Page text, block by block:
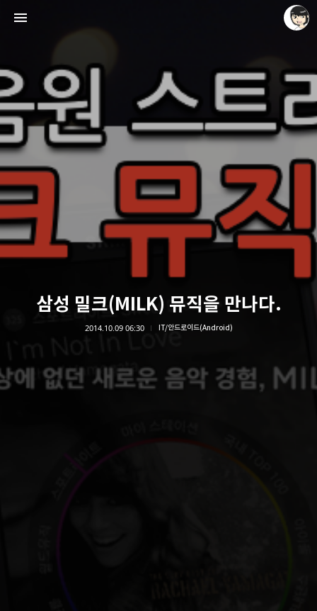
삼성 밀크(MILK) 뮤직을 만나다.
2014.10.09 06:30 IT/안드로이드(Android)
레이니아
레이니아